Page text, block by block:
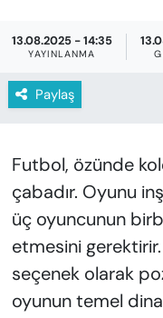
13.08.2025 - 14:35
YAYINLANMA
Paylaş
Futbol, özünde
çabadır. Oyunu
üç oyuncunun
etmesini
seçenek olarak
oyunun temel
EĞİTİM
KADIN
SPOR
KÜLTÜR-
MAGAZİN
Son Dakika
Haber Arşivi